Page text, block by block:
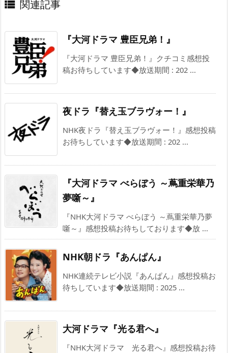
 関連記事
『大河ドラマ 豊臣兄弟！』
『大河ドラマ 豊臣兄弟！』クチコミ感想投
稿お待ちしています◆放送期間 : 202 ...
夜ドラ『替え玉ブラヴォー！』
NHK夜ドラ『替え玉ブラヴォー！』感想投稿
お待ちしています◆放送期間 : 202 ...
『大河ドラマ べらぼう ～蔦重栄華乃
夢噺～』
『NHK大河ドラマ べらぼう ～蔦重栄華乃夢
噺～』感想投稿お待ちしております◆放 ...
NHK朝ドラ『あんぱん』
NHK連続テレビ小説『あんぱん』感想投稿お
待ちしています◆放送期間 : 2025 ...
大河ドラマ『光る君へ』
『NHK大河ドラマ 光る君へ』感想投稿お待